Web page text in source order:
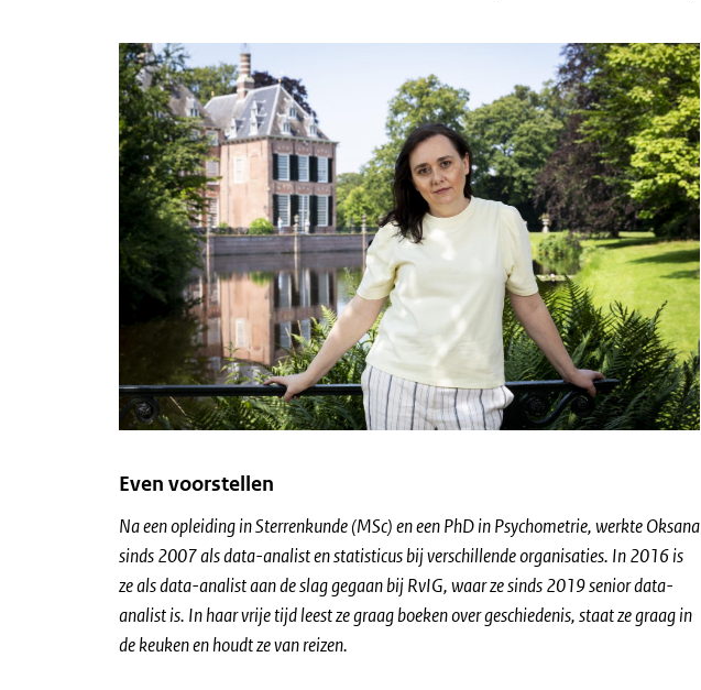
Image
Even voorstellen
Na een opleiding in Sterrenkunde (MSc) en een PhD in Psychometrie, werkte Oksana
sinds 2007 als data-analist en statisticus bij verschillende organisaties. In 2016 is
ze als data-analist aan de slag gegaan bij RvIG, waar ze sinds 2019 senior data-
analist is. In haar vrije tijd leest ze graag boeken over geschiedenis, staat ze graag in
de keuken en houdt ze van reizen.